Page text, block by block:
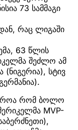
73 სამმაგი
რაც ლიგაში
63 წლის
შეძლო ამ
სტივ
რომ ბოლო
MVP-